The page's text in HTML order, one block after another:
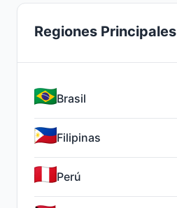
Regiones Principales
Brasil
Filipinas
Perú